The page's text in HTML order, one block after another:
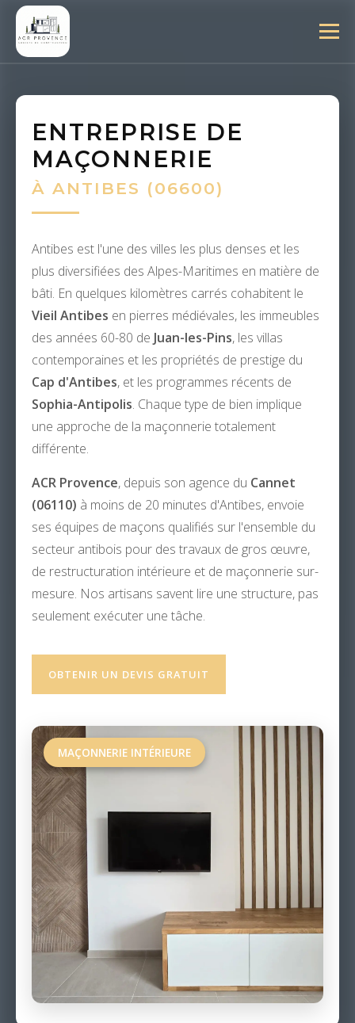
ENTREPRISE DE
MAÇONNERIE
À ANTIBES (06600)
Antibes est l'une des villes les plus denses et les
plus diversifiées des Alpes-Maritimes en matière de
bâti. En quelques kilomètres carrés cohabitent le
Vieil Antibes en pierres médiévales, les immeubles
des années 60-80 de Juan-les-Pins, les villas
contemporaines et les propriétés de prestige du
Cap d'Antibes, et les programmes récents de
Sophia-Antipolis. Chaque type de bien implique
une approche de la maçonnerie totalement
différente.
ACR Provence, depuis son agence du Cannet
(06110) à moins de 20 minutes d'Antibes, envoie
ses équipes de maçons qualifiés sur l'ensemble du
secteur antibois pour des travaux de gros œuvre,
de restructuration intérieure et de maçonnerie sur-
mesure. Nos artisans savent lire une structure, pas
seulement exécuter une tâche.
OBTENIR UN DEVIS GRATUIT
MAÇONNERIE INTÉRIEURE